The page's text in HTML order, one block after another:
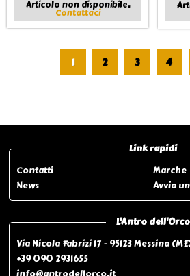
Articolo non disponibile.
Contattaci
1 2 3 4
Link rapidi
Contatti
Marche
News
Avvia
L'Antro dell'Orco
Via Nicola Fabrizi 17 - 95123 Messina
+39 090 2931655